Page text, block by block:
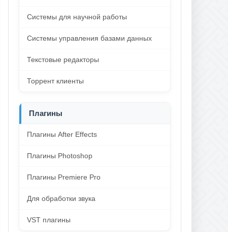
Системы для научной работы
Системы управления базами данных
Текстовые редакторы
Торрент клиенты
Плагины
Плагины After Effects
Плагины Photoshop
Плагины Premiere Pro
Для обработки звука
VST плагины